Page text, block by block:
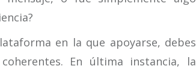
en la que apoyarse, debes
En última instancia, la